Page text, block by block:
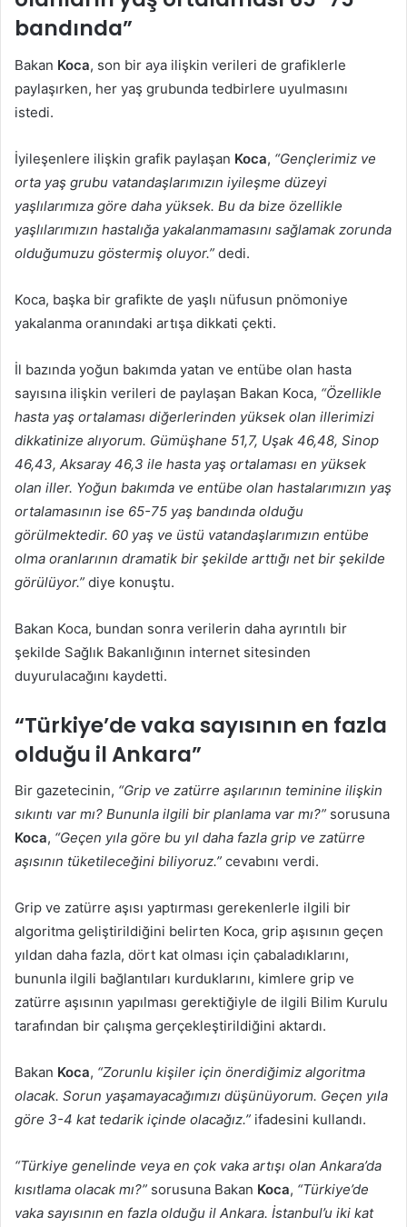
bandında”
Bakan Koca, son bir aya ilişkin verileri de grafiklerle
paylaşırken, her yaş grubunda tedbirlere uyulmasını
istedi.
İyileşenlere ilişkin grafik paylaşan Koca, “Gençlerimiz ve
orta yaş grubu vatandaşlarımızın iyileşme düzeyi
yaşlılarımıza göre daha yüksek. Bu da bize özellikle
yaşlılarımızın hastalığa yakalanmamasını sağlamak zorunda
olduğumuzu göstermiş oluyor.” dedi.
Koca, başka bir grafikte de yaşlı nüfusun pnömoniye
yakalanma oranındaki artışa dikkati çekti.
İl bazında yoğun bakımda yatan ve entübe olan hasta
sayısına ilişkin verileri de paylaşan Bakan Koca, “Özellikle
hasta yaş ortalaması diğerlerinden yüksek olan illerimizi
dikkatinize alıyorum. Gümüşhane 51,7, Uşak 46,48, Sinop
46,43, Aksaray 46,3 ile hasta yaş ortalaması en yüksek
olan iller. Yoğun bakımda ve entübe olan hastalarımızın yaş
ortalamasının ise 65-75 yaş bandında olduğu
görülmektedir. 60 yaş ve üstü vatandaşlarımızın entübe
olma oranlarının dramatik bir şekilde arttığı net bir şekilde
görülüyor.” diye konuştu.
Bakan Koca, bundan sonra verilerin daha ayrıntılı bir
şekilde Sağlık Bakanlığının internet sitesinden
duyurulacağını kaydetti.
“Türkiye’de vaka sayısının en fazla
olduğu il Ankara”
Bir gazetecinin, “Grip ve zatürre aşılarının teminine ilişkin
sıkıntı var mı? Bununla ilgili bir planlama var mı?” sorusuna
Koca, “Geçen yıla göre bu yıl daha fazla grip ve zatürre
aşısının tüketileceğini biliyoruz.” cevabını verdi.
Grip ve zatürre aşısı yaptırması gerekenlerle ilgili bir
algoritma geliştirildiğini belirten Koca, grip aşısının geçen
yıldan daha fazla, dört kat olması için çabaladıklarını,
bununla ilgili bağlantıları kurduklarını, kimlere grip ve
zatürre aşısının yapılması gerektiğiyle de ilgili Bilim Kurulu
tarafından bir çalışma gerçekleştirildiğini aktardı.
Bakan Koca, “Zorunlu kişiler için önerdiğimiz algoritma
olacak. Sorun yaşamayacağımızı düşünüyorum. Geçen yıla
göre 3-4 kat tedarik içinde olacağız.” ifadesini kullandı.
“Türkiye genelinde veya en çok vaka artışı olan Ankara’da
kısıtlama olacak mı?” sorusuna Bakan Koca, “Türkiye’de
vaka sayısının en fazla olduğu il Ankara. İstanbul’u iki kat